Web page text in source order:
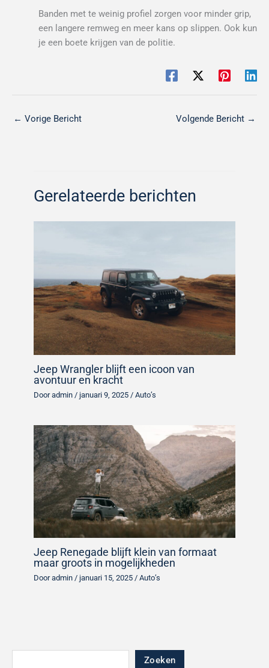
Banden met te weinig profiel zorgen voor minder grip,
een langere remweg en meer kans op slippen. Ook kun
je een boete krijgen van de politie.
← Vorige Bericht Volgende Bericht →
Gerelateerde berichten
Jeep Wrangler blijft een icoon van
avontuur en kracht
Door admin/ januari 9, 2025/Auto’s
Jeep Renegade blijft klein van formaat
maar groots in mogelijkheden
Door admin/ januari 15, 2025/Auto’s
Zoeken